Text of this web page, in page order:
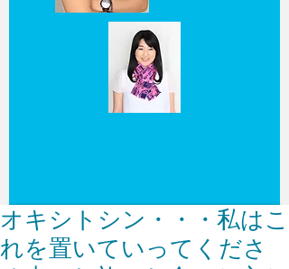
オキシトシン・・・私はこ
れを置いていってくださ